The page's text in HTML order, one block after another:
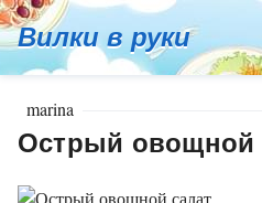
Вилки в руки
marina
Острый овощной